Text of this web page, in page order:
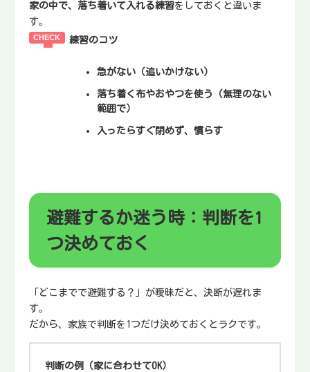
家の中で、落ち着いて入れる練習をしておくと違いま
す。
練習のコツ
急がない（追いかけない）
落ち着く布やおやつを使う（無理のない
範囲で）
入ったらすぐ閉めず、慣らす
避難するか迷う時：判断を1
つ決めておく
「どこまでで避難する？」が曖昧だと、決断が遅れま
す。
だから、家族で判断を1つだけ決めておくとラクです。
判断の例（家に合わせてOK）